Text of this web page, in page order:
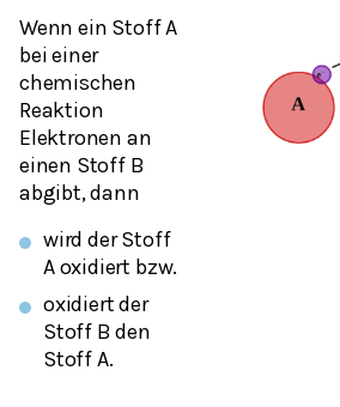
Wenn ein Stoff A
bei einer
chemischen
Reaktion
Elektronen an
einen Stoff B
abgibt, dann
wird der Stoff
A oxidiert bzw.
oxidiert der
Stoff B den
Stoff A.